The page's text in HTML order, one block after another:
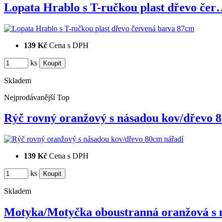
Lopata Hrablo s T-ručkou plast dřevo
139 Kč Cena s DPH
ks
Skladem
Nejprodávanější Top
Rýč rovný oranžový s násadou kov/dřevo
139 Kč Cena s DPH
ks
Skladem
Motyka/Motyčka oboustranná oranžová s